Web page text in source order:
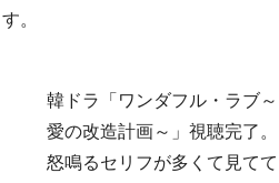
す。
韓ドラ「ワンダフル・ラブ～
愛の改造計画～」視聴完了。
怒鳴るセリフが多くて見てて